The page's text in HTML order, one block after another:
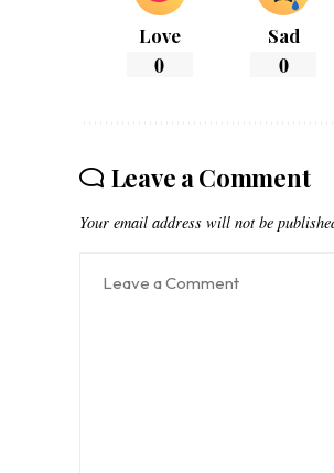
Love
0
Sad
0
Leave a Comment
Your email address will not be